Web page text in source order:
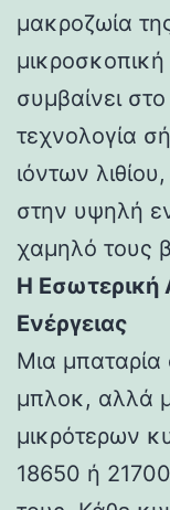
μακροζωία
συμβαίνει
τεχνολογία
ιόντων
στην υψηλή
χαμηλό τους
Η Εσωτερική
Ενέργειας
Μια μπαταρία
μπλοκ, αλλά
μικρότερων
18650 ή